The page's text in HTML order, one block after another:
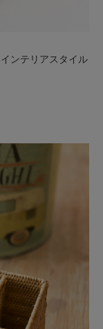
ンテリアスタイル